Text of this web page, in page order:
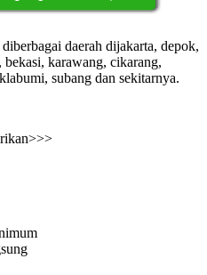
daerah dijakarta, depok,
bekasi, karawang, cikarang,
subang dan sekitarnya.